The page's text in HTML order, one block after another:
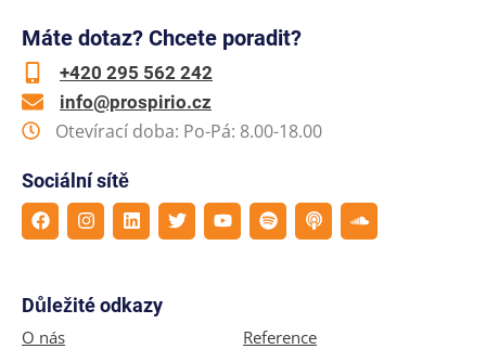
Máte dotaz? Chcete poradit?
+420 295 562 242
info@prospirio.cz
Otevírací doba: Po-Pá: 8.00-18.00
Sociální sítě
Důležité odkazy
O nás
Reference